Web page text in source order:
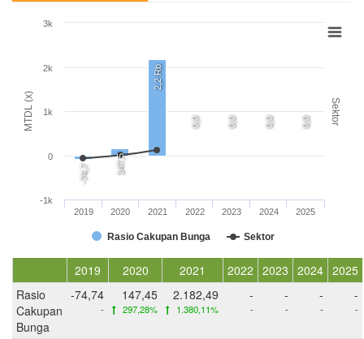
MTDL (x) Sektor
-74,7 147,5
2,2 Rb
0,0 0,0 0,0 0,0
Rasio Cakupan Bunga Sektor
2019 2020 2021 2022 2023 2024 2025
-1k
0
1k
2k
3k
2019 2020 2021 2022 2023 2024 2025
Rasio
Cakupan
Bunga
-74,74
-
147,45
297,28%
2.182,49
1.380,11%
-
-
-
-
-
-
-
-